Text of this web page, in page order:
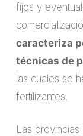
fijos y
caracteriza
técnicas de
las cuales se
fertilizantes.
Las